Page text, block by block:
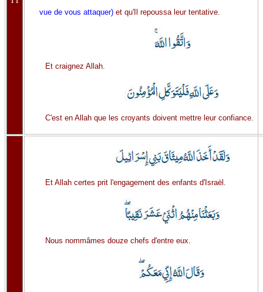
vue de vous attaquer) et qu'Il repoussa leur tentative.
Et craignez Allah.
C'est en Allah que les croyants doivent mettre leur confiance.
Et Allah certes prit l'engagement des enfants d'Israël.
Nous nommâmes douze chefs d'entre eux.